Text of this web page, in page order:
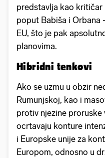
predstavlja kao
poput Babiša i Orbana
EU, što je pak
planovima.
Hibridni tenkovi
Ako se uzmu u obzir
Rumunjskoj, kao i
protiv njezine proruske
ocrtavaju konture
i Europske unije za
Europom, odnosno u